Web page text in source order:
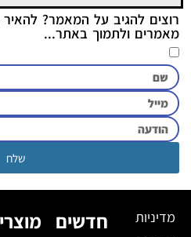
רוצים להגיב על המאמר?
מאמרים ולתמוך באתר...
שלח
מדיניות
חדשים